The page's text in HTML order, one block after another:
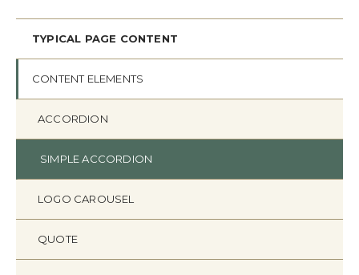
TYPICAL PAGE CONTENT
CONTENT ELEMENTS
ACCORDION
SIMPLE ACCORDION
LOGO CAROUSEL
QUOTE